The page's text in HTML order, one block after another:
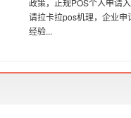
政策，正规POS个人申请
请拉卡拉pos机理，企业
经验...